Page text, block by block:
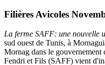
Filières Avicoles
La ferme SAFF: une nouvelle
sud ouest de Tunis, à
Mornag dans le
Fendri et Fils (SAFF) vient